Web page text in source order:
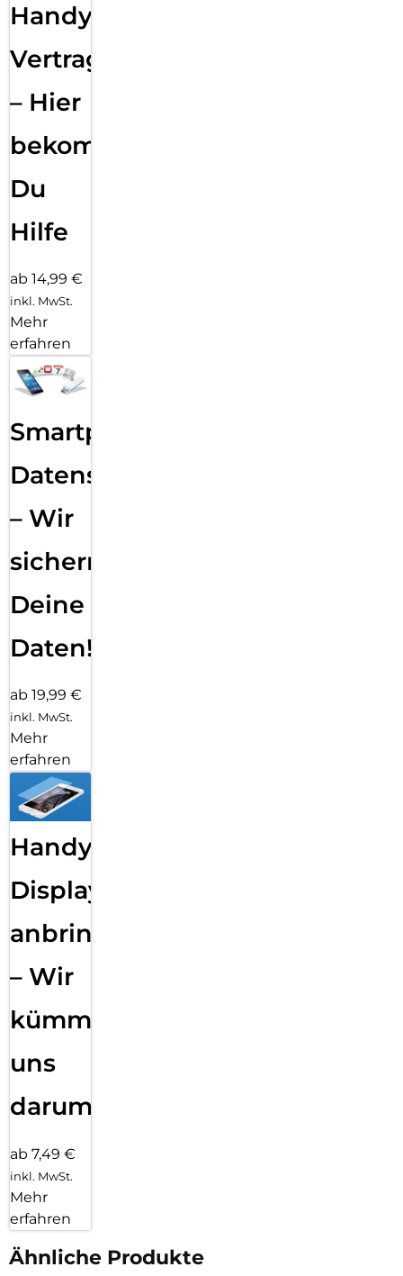
Handy
Vertragsabwicklung
– Hier
bekommst
Du
Hilfe
ab 14,99 €
inkl. MwSt.
Mehr
erfahren
Smartphone
Datensicherung
– Wir
sichern
Deine
Daten!
ab 19,99 €
inkl. MwSt.
Mehr
erfahren
Handy
Displayfolie
anbringen
– Wir
kümmern
uns
darum!
ab 7,49 €
inkl. MwSt.
Mehr
erfahren
Ähnliche Produkte